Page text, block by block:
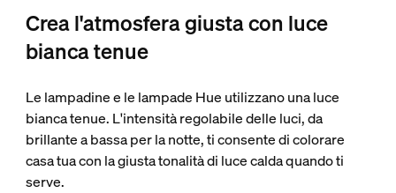
Crea l'atmosfera giusta con luce
bianca tenue
Le lampadine e le lampade Hue utilizzano una luce
bianca tenue. L'intensità regolabile delle luci, da
brillante a bassa per la notte, ti consente di colorare
casa tua con la giusta tonalità di luce calda quando ti
serve.